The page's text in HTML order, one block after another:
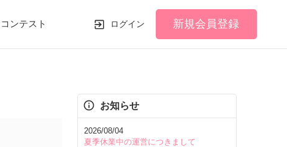
コンテスト ログイン 新規会員登録
お知らせ
2026/08/04
夏季休業中の運営につきまして